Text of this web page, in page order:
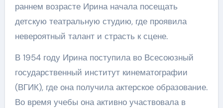
раннем возрасте Ирина начала посещать
детскую театральную студию, где проявила
невероятный талант и страсть к сцене.
В 1954 году Ирина поступила во Всесоюзный
государственный институт кинематографии
(ВГИК), где она получила актерское образование.
Во время учебы она активно участвовала в